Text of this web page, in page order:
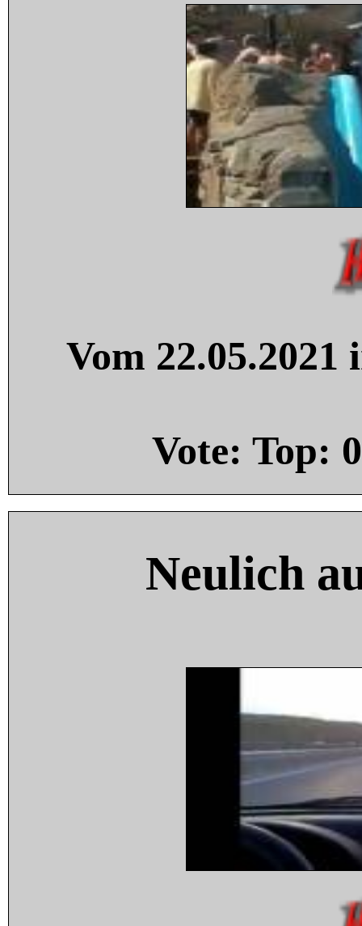
Vom
Vote: Top: 0
Neulich